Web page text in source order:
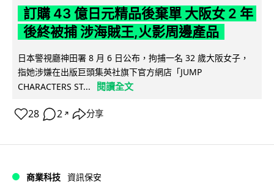
訂購 43 億日元精品後棄單 大阪女 2 年
後終被捕 涉海賊王,火影周邊產品
日本警視廳神田署 8 月 6 日公布，拘捕一名 32 歲大阪女子，
指她涉嫌在出版巨頭集英社旗下官方網店「JUMP
CHARACTERS ST...
閱讀全文
28 2 ↗ 分享
商業科技 資訊保安